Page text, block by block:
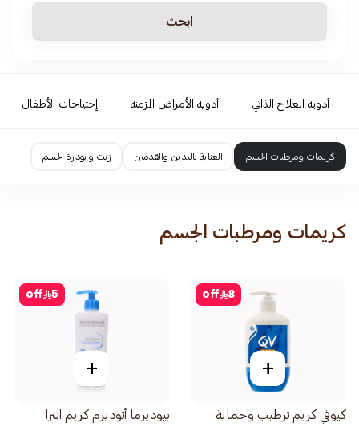
ابحث
أدوية العلاج الذاتي أدوية الأمراض المزمنة إحتياجات الأطفال
كريمات ومرطبات الجسم العناية باليدين والقدمين زيت و بودرة الجسم
كريمات ومرطبات الجسم
8
off
+
كيوفي كريم ترطيب وحماية
5
off
+
بيوديرما أتوديرم كريم الترا